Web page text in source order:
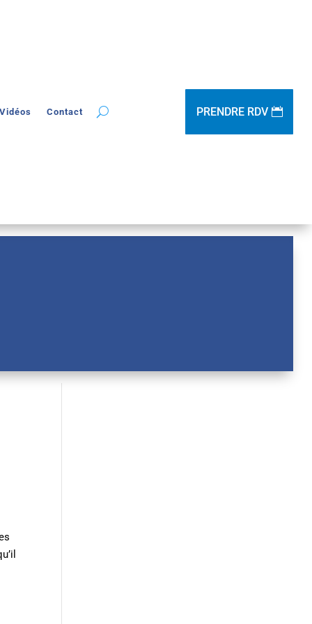
Vidéos Contact PRENDRE RDV